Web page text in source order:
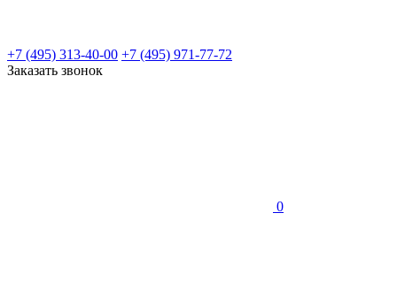
+7 (495) 313-40-00 +7 (495) 971-77-72
Заказать звонок
0